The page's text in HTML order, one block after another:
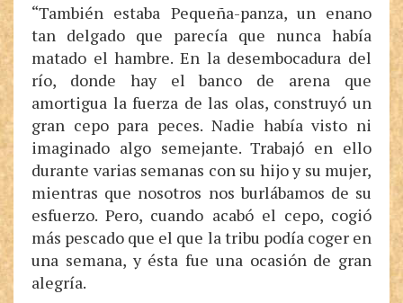
“También estaba Pequeña-panza, un enano
tan delgado que parecía que nunca había
matado el hambre. En la desembocadura del
río, donde hay el banco de arena que
amortigua la fuerza de las olas, construyó un
gran cepo para peces. Nadie había visto ni
imaginado algo semejante. Trabajó en ello
durante varias semanas con su hijo y su mujer,
mientras que nosotros nos burlábamos de su
esfuerzo. Pero, cuando acabó el cepo, cogió
más pescado que el que la tribu podía coger en
una semana, y ésta fue una ocasión de gran
alegría.